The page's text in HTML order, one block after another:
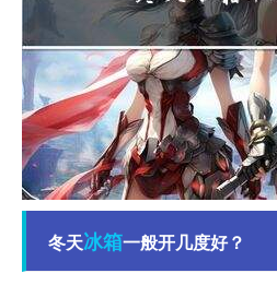
冬天冰箱一般开几度好？